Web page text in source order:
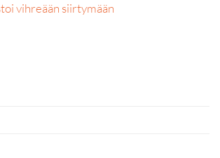
vihreään siirtymään